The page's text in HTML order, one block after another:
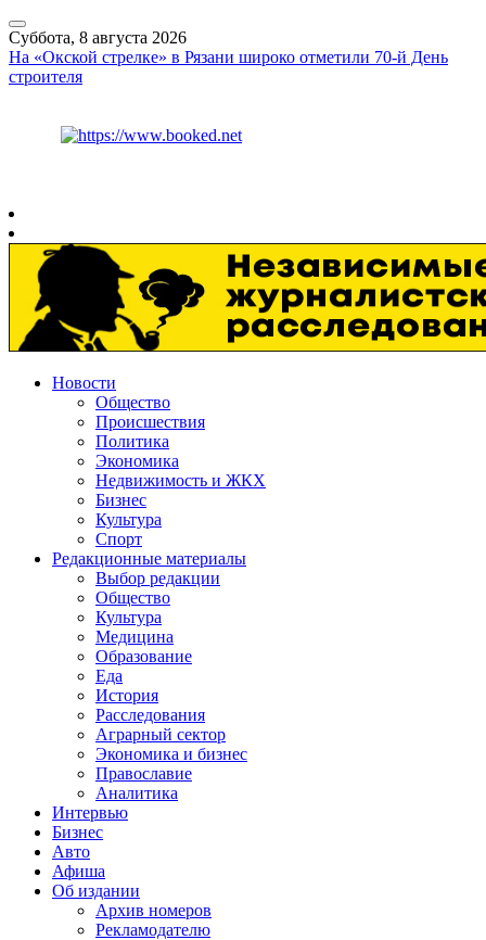
Суббота, 8 августа 2026
На «Окской стрелке» в Рязани широко отметили 70-й День
строителя
Новости
Общество
Происшествия
Политика
Экономика
Недвижимость и ЖКХ
Бизнес
Культура
Спорт
Редакционные материалы
Выбор редакции
Общество
Культура
Медицина
Образование
Еда
История
Расследования
Аграрный сектор
Экономика и бизнес
Православие
Аналитика
Интервью
Бизнес
Авто
Афиша
Об издании
Архив номеров
Рекламодателю